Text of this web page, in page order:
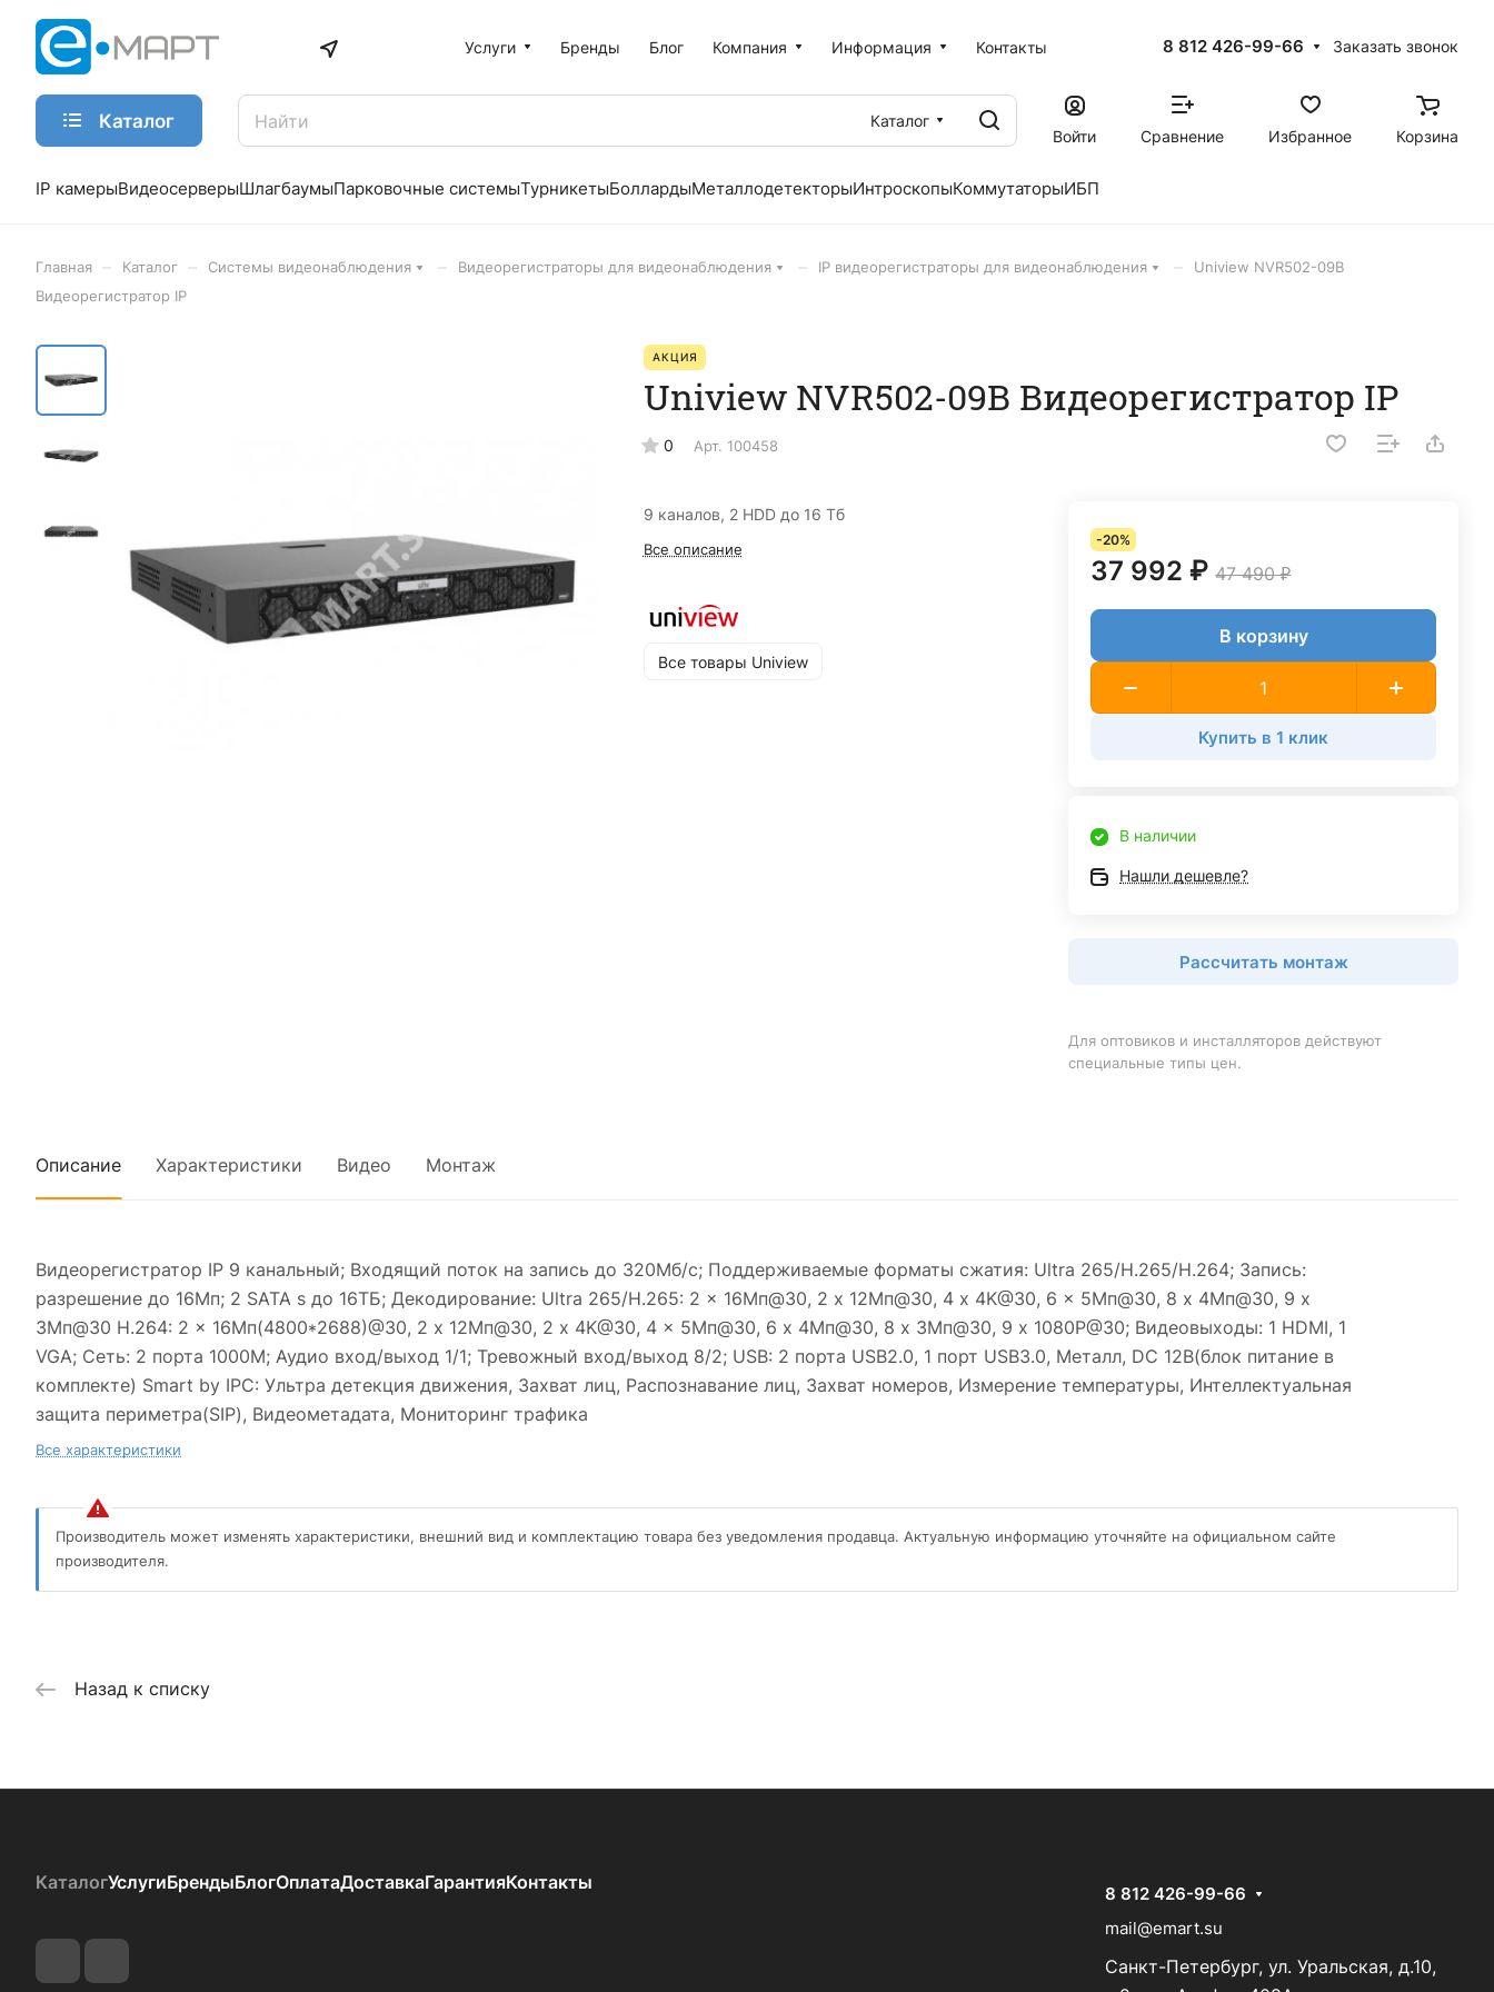
Услуги Бренды Блог Компания Информация Контакты 8 812 426-99-66 Заказать звонок
Каталог
Каталог
Войти
Сравнение Избранное Корзина
IP камерыВидеосерверыШлагбаумыПарковочные системыТурникетыБоллардыМеталлодетекторыИнтроскопыКоммутаторыИБП
Главная Каталог Системы видеонаблюдения Видеорегистраторы для видеонаблюдения IP видеорегистраторы для видеонаблюдения
Uniview NVR502-09B
Видеорегистратор IP
АКЦИЯ
Uniview NVR502-09B Видеорегистратор IP
0 Арт. 100458
9 каналов, 2 HDD до 16 Тб
Все описание
Все товары Uniview
-20%
37 992 ₽ 47 490 ₽
В корзину
Купить в 1 клик
В наличии
Нашли дешевле?
Рассчитать монтаж
Для оптовиков и инсталляторов действуют
специальные типы цен.
Описание Характеристики Видео Монтаж
Видеорегистратор IP 9 канальный; Входящий поток на запись до 320Мб/с; Поддерживаемые форматы сжатия: Ultra 265/H.265/H.264; Запись:
разрешение до 16Мп; 2 SATA s до 16ТБ; Декодирование: Ultra 265/H.265: 2 x 16Мп@30, 2 x 12Мп@30, 4 x 4K@30, 6 x 5Мп@30, 8 x 4Мп@30, 9 x
3Мп@30 H.264: 2 x 16Мп(4800*2688)@30, 2 x 12Мп@30, 2 x 4K@30, 4 x 5Мп@30, 6 x 4Мп@30, 8 x 3Мп@30, 9 x 1080P@30; Видеовыходы: 1 HDMI, 1
VGA; Сеть: 2 порта 1000М; Аудио вход/выход 1/1; Тревожный вход/выход 8/2; USB: 2 порта USB2.0, 1 порт USB3.0, Металл, DC 12В(блок питание в
комплекте) Smart by IPC: Ультра детекция движения, Захват лиц, Распознавание лиц, Захват номеров, Измерение температуры, Интеллектуальная
защита периметра(SIP), Видеометадата, Мониторинг трафика
Все характеристики
Производитель может изменять характеристики, внешний вид и комплектацию товара без уведомления продавца. Актуальную информацию уточняйте на официальном сайте
производителя.
Назад к списку
КаталогУслугиБрендыБлогОплатаДоставкаГарантияКонтакты
8 812 426-99-66
mail@emart.su
Санкт-Петербург, ул. Уральская, д.10,